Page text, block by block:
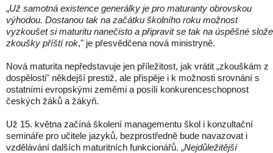
„Už samotná existence generálky je pro maturanty obrovskou
výhodou. Dostanou tak na začátku školního roku možnost
vyzkoušet si maturitu nanečisto a připravit se tak na úspěšné
zkoušky příští rok," je přesvědčena nová ministryně.
Nová maturita nepředstavuje jen příležitost, jak vrátit „zkouškám z
dospělosti" někdejší prestiž, ale přispěje i k možnosti srovnání s
ostatními evropskými zeměmi a posílí konkurenceschopnost
českých žáků a žákyň.
Už 15. května začíná školení managementu škol i konzultační
semináře pro učitele jazyků, bezprostředně bude navazovat i
vzdělávání dalších maturitních funkcionářů. „Nejdůležitější